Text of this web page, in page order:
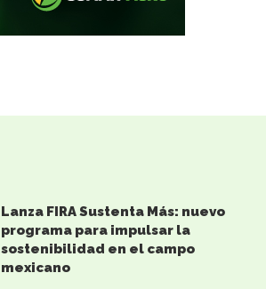
Lanza FIRA Sustenta Más: nuevo
programa para impulsar la
sostenibilidad en el campo
mexicano